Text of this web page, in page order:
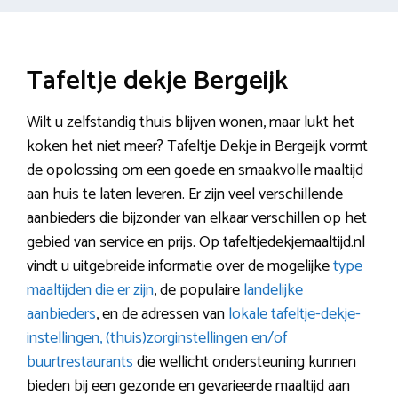
Tafeltje dekje Bergeijk
Wilt u zelfstandig thuis blijven wonen, maar lukt het
koken het niet meer? Tafeltje Dekje in Bergeijk vormt
de opolossing om een goede en smaakvolle maaltijd
aan huis te laten leveren. Er zijn veel verschillende
aanbieders die bijzonder van elkaar verschillen op het
gebied van service en prijs. Op tafeltjedekjemaaltijd.nl
vindt u uitgebreide informatie over de mogelijketype
maaltijden die er zijn, de populairelandelijke
aanbieders, en de adressen vanlokale tafeltje-dekje-
instellingen, (thuis)zorginstellingen en/of
buurtrestaurantsdie wellicht ondersteuning kunnen
bieden bij een gezonde en gevarieerde maaltijd aan